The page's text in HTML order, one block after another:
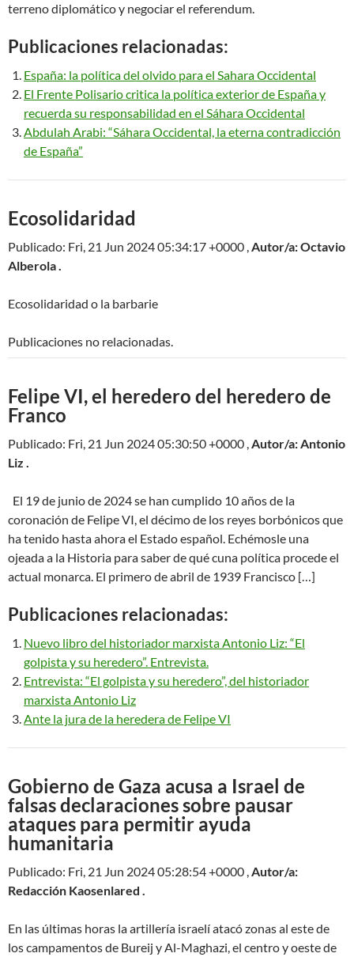
terreno diplomático y negociar el referendum.
Publicaciones relacionadas:
España: la política del olvido para el Sahara Occidental
El Frente Polisario critica la política exterior de España y
recuerda su responsabilidad en el Sáhara Occidental
Abdulah Arabi: “Sáhara Occidental, la eterna contradicción
de España”
Ecosolidaridad
Publicado: Fri, 21 Jun 2024 05:34:17 +0000 ,Autor/a: Octavio
Alberola .
Ecosolidaridad o la barbarie
Publicaciones no relacionadas.
Felipe VI, el heredero del heredero de
Franco
Publicado: Fri, 21 Jun 2024 05:30:50 +0000 ,Autor/a: Antonio
Liz .
El 19 de junio de 2024 se han cumplido 10 años de la
coronación de Felipe VI, el décimo de los reyes borbónicos que
ha tenido hasta ahora el Estado español. Echémosle una
ojeada a la Historia para saber de qué cuna política procede el
actual monarca. El primero de abril de 1939 Francisco […]
Publicaciones relacionadas:
Nuevo libro del historiador marxista Antonio Liz: “El
golpista y su heredero”. Entrevista.
Entrevista: “El golpista y su heredero”, del historiador
marxista Antonio Liz
Ante la jura de la heredera de Felipe VI
Gobierno de Gaza acusa a Israel de
falsas declaraciones sobre pausar
ataques para permitir ayuda
humanitaria
Publicado: Fri, 21 Jun 2024 05:28:54 +0000 ,Autor/a:
Redacción Kaosenlared .
En las últimas horas la artillería israelí atacó zonas al este de
los campamentos de Bureij y Al-Maghazi, el centro y oeste de